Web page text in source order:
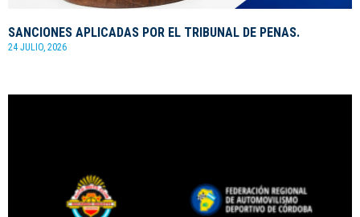
SANCIONES APLICADAS POR EL TRIBUNAL DE PENAS.
24 JULIO, 2026